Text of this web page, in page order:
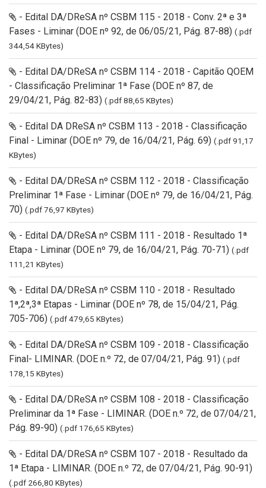
- Edital DA/DReSA nº CSBM 115 - 2018 - Conv. 2ª e 3ª
Fases - Liminar (DOE nº 92, de 06/05/21, Pág. 87-88) (.pdf
344,54 KBytes)
- Edital DA/DReSA nº CSBM 114 - 2018 - Capitão QOEM
- Classificação Preliminar 1ª Fase (DOE nº 87, de
29/04/21, Pág. 82-83) (.pdf 88,65 KBytes)
- Edital DA DReSA nº CSBM 113 - 2018 - Classificação
Final - Liminar (DOE nº 79, de 16/04/21, Pág. 69) (.pdf 91,17
KBytes)
- Edital DA/DReSA nº CSBM 112 - 2018 - Classificação
Preliminar 1ª Fase - Liminar (DOE nº 79, de 16/04/21, Pág.
70) (.pdf 76,97 KBytes)
- Edital DA/DReSA nº CSBM 111 - 2018 - Resultado 1ª
Etapa - Liminar (DOE nº 79, de 16/04/21, Pág. 70-71) (.pdf
111,21 KBytes)
- Edital DA/DReSA nº CSBM 110 - 2018 - Resultado
1ª,2ª,3ª Etapas - Liminar (DOE nº 78, de 15/04/21, Pág.
705-706) (.pdf 479,65 KBytes)
- Edital DA/DReSA nº CSBM 109 - 2018 - Classificação
Final- LIMINAR. (DOE n.º 72, de 07/04/21, Pág. 91) (.pdf
178,15 KBytes)
- Edital DA/DReSA nº CSBM 108 - 2018 - Classificação
Preliminar da 1ª Fase - LIMINAR. (DOE n.º 72, de 07/04/21,
Pág. 89-90) (.pdf 176,65 KBytes)
- Edital DA/DReSA nº CSBM 107 - 2018 - Resultado da
1ª Etapa - LIMINAR. (DOE n.º 72, de 07/04/21, Pág. 90-91)
(.pdf 266,80 KBytes)